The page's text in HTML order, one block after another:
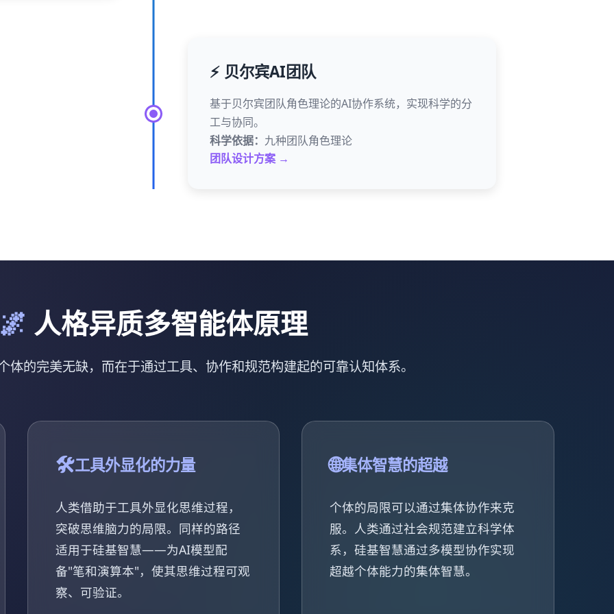
⚡ 贝尔宾AI团队
基于贝尔宾团队角色理论的AI协作系统，实现科学的分
工与协同。
科学依据： 九种团队角色理论
团队设计方案 →
🌌 人格异质多智能体原理
体的完美无缺，而在于通过工具、协作和规范构建起的可靠认知体系。
🛠️工具外显化的力量
人类借助于工具外显化思维过程，
突破思维脑力的局限。同样的路径
适用于硅基智慧——为AI模型配
备"笔和演算本"，使其思维过程可观
察、可验证。
🌐集体智慧的超越
个体的局限可以通过集体协作来克
服。人类通过社会规范建立科学体
系，硅基智慧通过多模型协作实现
超越个体能力的集体智慧。